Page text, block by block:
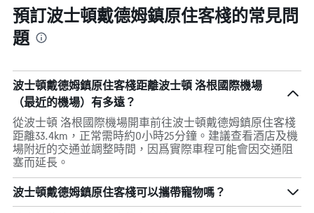
預訂波士頓戴德姆鎮原住客棧的常見問
題
波士頓戴德姆鎮原住客棧距離波士頓 洛根國際機場
（最近的機場）有多遠？
從波士頓 洛根國際機場開車前往波士頓戴德姆鎮原住客棧
距離33.4km，正常需時約0小時25分鐘。建議查看酒店及機
場附近的交通並調整時間，因爲實際車程可能會因交通阻
塞而延長。
波士頓戴德姆鎮原住客棧可以攜帶寵物嗎？